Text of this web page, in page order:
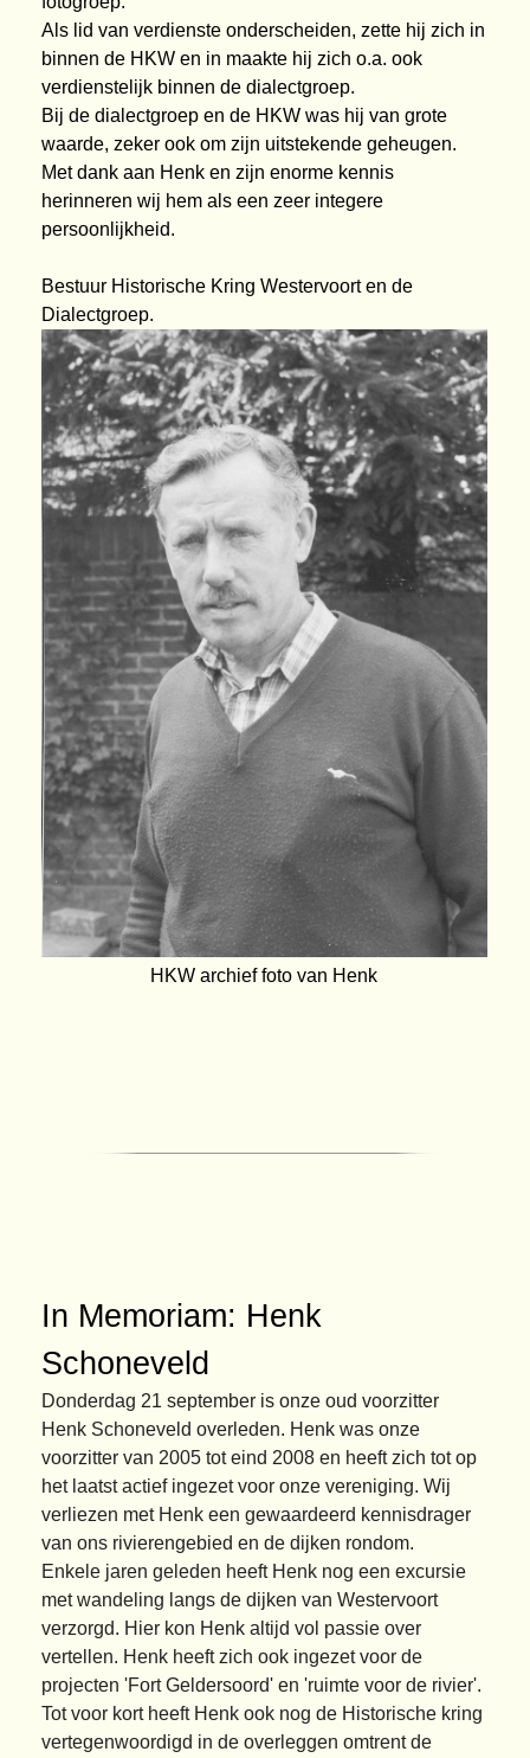
Als lid van verdienste onderscheiden, zette hij zich in
binnen de HKW en in maakte hij zich o.a. ook
verdienstelijk binnen de dialectgroep.
Bij de dialectgroep en de HKW was hij van grote
waarde, zeker ook om zijn uitstekende geheugen.
Met dank aan Henk en zijn enorme kennis
herinneren wij hem als een zeer integere
persoonlijkheid.
Bestuur Historische Kring Westervoort en de
Dialectgroep.
HKW archief foto van Henk
In Memoriam: Henk
Schoneveld
Donderdag 21 september is onze oud voorzitter
Henk Schoneveld overleden. Henk was onze
voorzitter van 2005 tot eind 2008 en heeft zich tot op
het laatst actief ingezet voor onze vereniging. Wij
verliezen met Henk een gewaardeerd kennisdrager
van ons rivierengebied en de dijken rondom.
Enkele jaren geleden heeft Henk nog een excursie
met wandeling langs de dijken van Westervoort
verzorgd. Hier kon Henk altijd vol passie over
vertellen. Henk heeft zich ook ingezet voor de
projecten 'Fort Geldersoord' en 'ruimte voor de rivier'.
Tot voor kort heeft Henk ook nog de Historische kring
vertegenwoordigd in de overleggen omtrent de